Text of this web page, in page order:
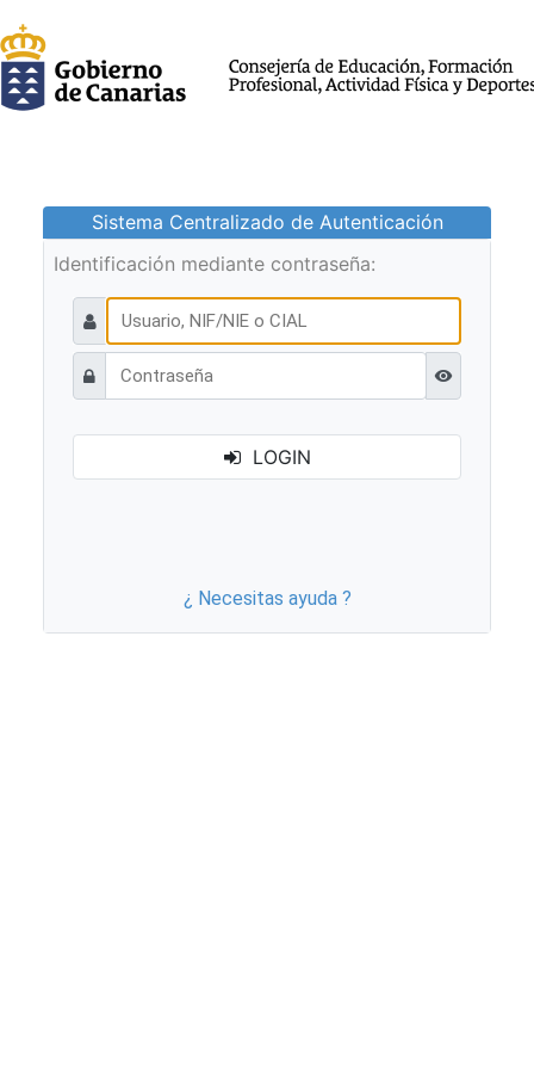
Sistema Centralizado de Autenticación
Identificación mediante contraseña:
Ver
LOGIN
¿ Necesitas ayuda ?